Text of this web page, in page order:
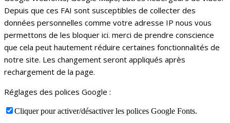
Depuis que ces FAI sont susceptibles de collecter des
données personnelles comme votre adresse IP nous vous
permettons de les bloquer ici. merci de prendre conscience
que cela peut hautement réduire certaines fonctionnalités de
notre site. Les changement seront appliqués après
rechargement de la page.
Réglages des polices Google :
Cliquer pour activer/désactiver les polices Google Fonts.